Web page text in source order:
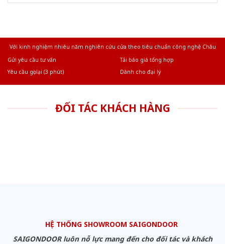
Với kinh nghiệm nhiêu năm nghiên cứu cửa theo tiêu chuẩn công nghệ Châu
Gửi yêu cầu tư vấn
Tải báo giá tổng hợp
Yêu cầu gọi lại (3 phút)
Dành cho đại lý
ĐỐI TÁC KHÁCH HÀNG
HỆ THỐNG SHOWROOM SAIGONDOOR
SAIGONDOOR luôn nỗ lực mang đến cho đối tác và khách